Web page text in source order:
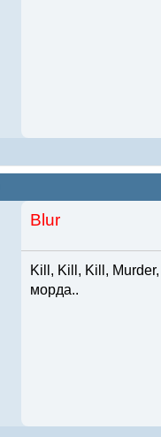
Blur
Kill, Kill, Kill,
морда..